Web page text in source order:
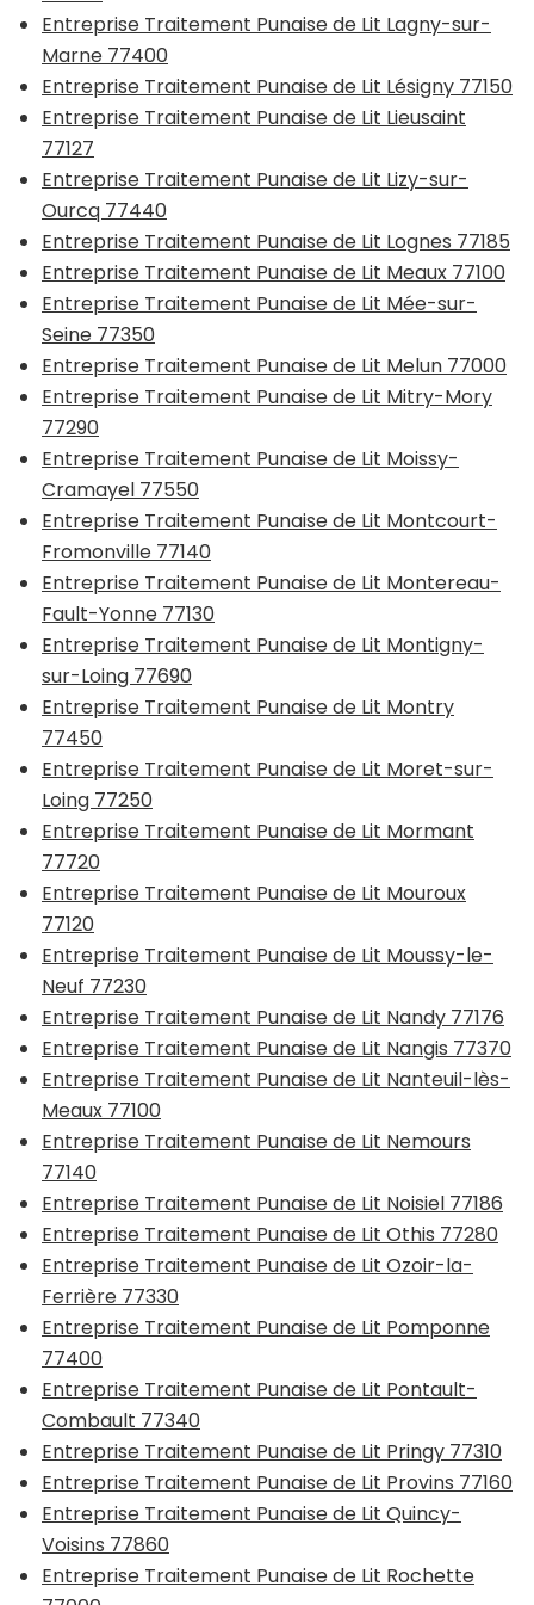
Entreprise Traitement Punaise de Lit Lagny-sur-
Marne 77400
Entreprise Traitement Punaise de Lit Lésigny 77150
Entreprise Traitement Punaise de Lit Lieusaint
77127
Entreprise Traitement Punaise de Lit Lizy-sur-
Ourcq 77440
Entreprise Traitement Punaise de Lit Lognes 77185
Entreprise Traitement Punaise de Lit Meaux 77100
Entreprise Traitement Punaise de Lit Mée-sur-
Seine 77350
Entreprise Traitement Punaise de Lit Melun 77000
Entreprise Traitement Punaise de Lit Mitry-Mory
77290
Entreprise Traitement Punaise de Lit Moissy-
Cramayel 77550
Entreprise Traitement Punaise de Lit Montcourt-
Fromonville 77140
Entreprise Traitement Punaise de Lit Montereau-
Fault-Yonne 77130
Entreprise Traitement Punaise de Lit Montigny-
sur-Loing 77690
Entreprise Traitement Punaise de Lit Montry
77450
Entreprise Traitement Punaise de Lit Moret-sur-
Loing 77250
Entreprise Traitement Punaise de Lit Mormant
77720
Entreprise Traitement Punaise de Lit Mouroux
77120
Entreprise Traitement Punaise de Lit Moussy-le-
Neuf 77230
Entreprise Traitement Punaise de Lit Nandy 77176
Entreprise Traitement Punaise de Lit Nangis 77370
Entreprise Traitement Punaise de Lit Nanteuil-lès-
Meaux 77100
Entreprise Traitement Punaise de Lit Nemours
77140
Entreprise Traitement Punaise de Lit Noisiel 77186
Entreprise Traitement Punaise de Lit Othis 77280
Entreprise Traitement Punaise de Lit Ozoir-la-
Ferrière 77330
Entreprise Traitement Punaise de Lit Pomponne
77400
Entreprise Traitement Punaise de Lit Pontault-
Combault 77340
Entreprise Traitement Punaise de Lit Pringy 77310
Entreprise Traitement Punaise de Lit Provins 77160
Entreprise Traitement Punaise de Lit Quincy-
Voisins 77860
Entreprise Traitement Punaise de Lit Rochette